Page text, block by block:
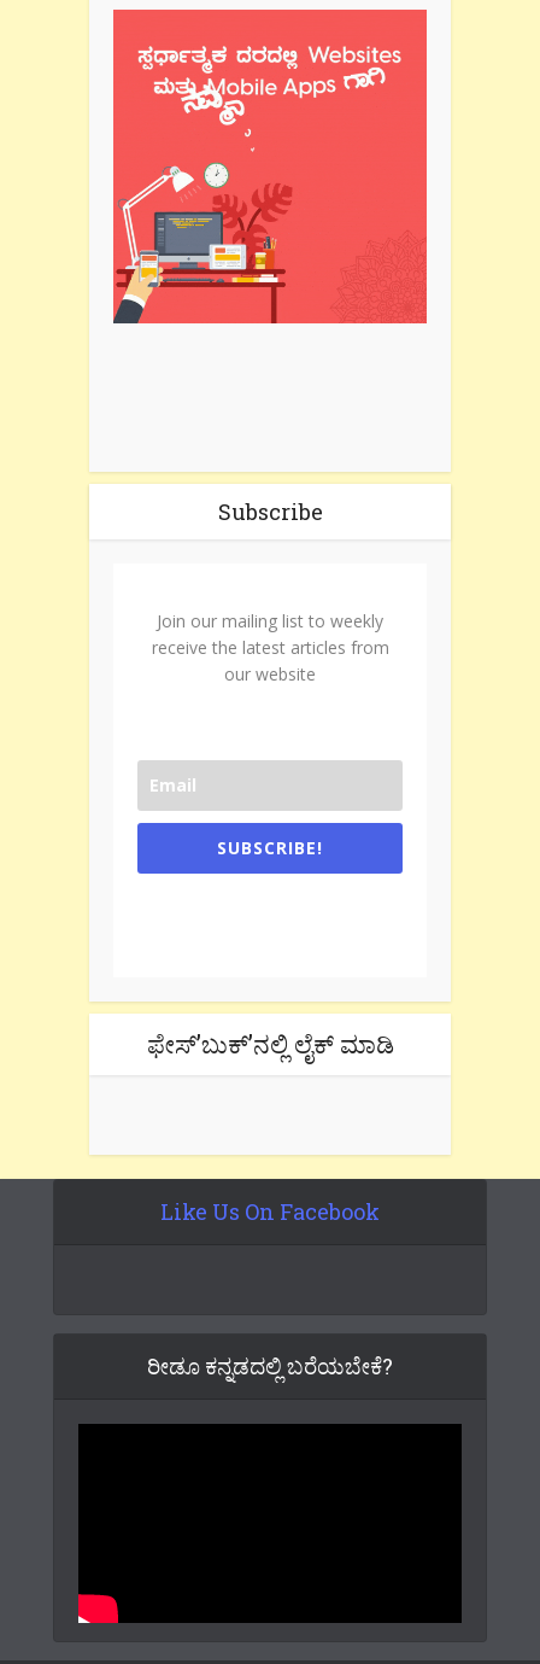
Subscribe
Join our mailing list to weekly
receive the latest articles from
our website
SUBSCRIBE!
ಫೇಸ್’ಬುಕ್’ನಲ್ಲಿ ಲೈಕ್ ಮಾಡಿ
Like Us On Facebook
ರೀಡೂ ಕನ್ನಡದಲ್ಲಿ ಬರೆಯಬೇಕೆ?